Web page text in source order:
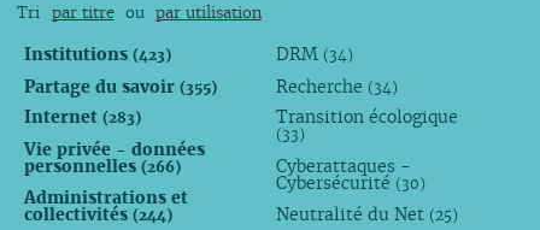
Tri par titre ou par utilisation
Institutions (423)
Partage du savoir (355)
Internet (283)
Vie privée - données
personnelles (266)
Administrations et
collectivités (244)
DRM (34)
Recherche (34)
Transition écologique
(33)
Cyberattaques -
Cybersécurité (30)
Neutralité du Net (25)